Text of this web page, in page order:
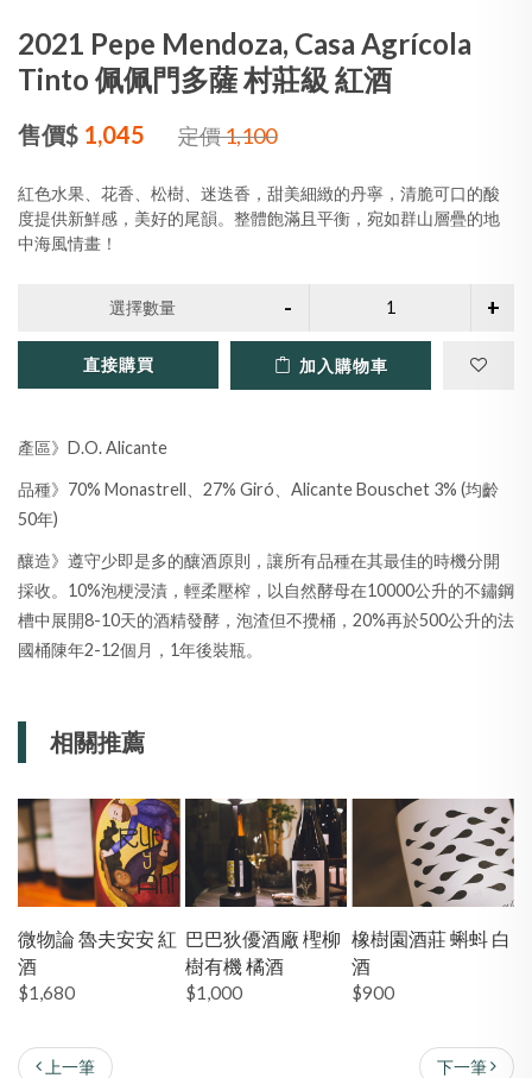
2021 Pepe Mendoza, Casa Agrícola
Tinto 佩佩門多薩 村莊級 紅酒
售價$ 1,045 定價1,100
紅色水果、花香、松樹、迷迭香，甜美細緻的丹寧，清脆可口的酸
度提供新鮮感，美好的尾韻。整體飽滿且平衡，宛如群山層疊的地
中海風情畫！
選擇數量
直接購買 加入購物車
產區》D.O. Alicante
品種》70% Monastrell、27% Giró、Alicante Bouschet 3% (均齡
50年)
釀造》遵守少即是多的釀酒原則，讓所有品種在其最佳的時機分開
採收。10%泡梗浸漬，輕柔壓榨，以自然酵母在10000公升的不鏽鋼
槽中展開8-10天的酒精發酵，泡渣但不攪桶，20%再於500公升的法
國桶陳年2-12個月，1年後裝瓶。
相關推薦
微物論 魯夫安安 紅
酒
$1,680
巴巴狄優酒廠 檉柳
樹有機 橘酒
$1,000
橡樹園酒莊 蝌蚪 白
酒
$900
下一筆
上一筆